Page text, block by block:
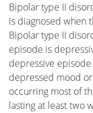
Bipolar type II
is diagnosed when
Bipolar type II
episode is
depressive
depressed mood
occurring most of
lasting at least two